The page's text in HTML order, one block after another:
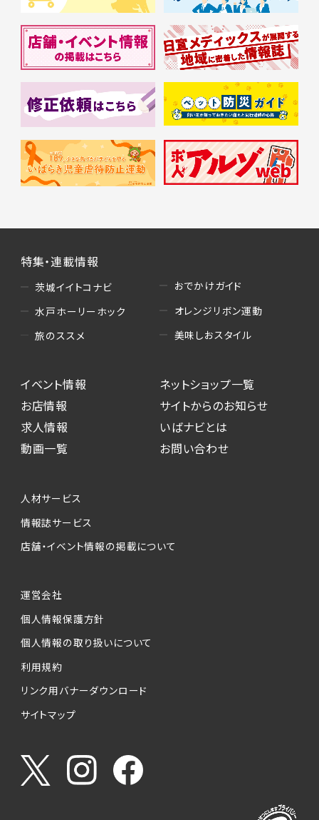
特集・連載情報
茨城イイトコナビ
水戸ホーリーホック
旅のススメ
おでかけガイド
オレンジリボン運動
美味しおスタイル
イベント情報
お店情報
求人情報
動画一覧
ネットショップ一覧
サイトからのお知らせ
いばナビとは
お問い合わせ
人材サービス
情報誌サービス
店舗・イベント情報の掲載について
運営会社
個人情報保護方針
個人情報の取り扱いについて
利用規約
リンク用バナーダウンロード
サイトマップ